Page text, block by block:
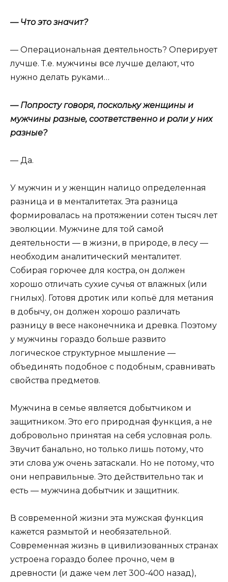
— Что это значит?
— Операциональная деятельность? Оперирует
лучше. Т.е. мужчины все лучше делают, что
нужно делать руками…
— Попросту говоря, поскольку женщины и
мужчины разные, соответственно и роли у них
разные?
— Да.
У мужчин и у женщин налицо определенная
разница и в менталитетах. Эта разница
формировалась на протяжении сотен тысяч лет
эволюции. Мужчине для той самой
деятельности — в жизни, в природе, в лесу —
необходим аналитический менталитет.
Собирая горючее для костра, он должен
хорошо отличать сухие сучья от влажных (или
гнилых). Готовя дротик или копьё для метания
в добычу, он должен хорошо различать
разницу в весе наконечника и древка. Поэтому
у мужчины гораздо больше развито
логическое структурное мышление —
объединять подобное с подобным, сравнивать
свойства предметов.
Мужчина в семье является добытчиком и
защитником. Это его природная функция, а не
добровольно принятая на себя условная роль.
Звучит банально, но только лишь потому, что
эти слова уж очень затаскали. Но не потому, что
они неправильные. Это действительно так и
есть — мужчина добытчик и защитник.
В современной жизни эта мужская функция
кажется размытой и необязательной.
Современная жизнь в цивилизованных странах
устроена гораздо более прочно, чем в
древности (и даже чем лет 300-400 назад),